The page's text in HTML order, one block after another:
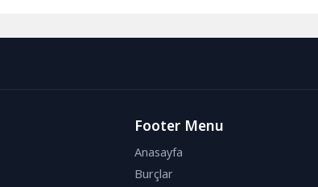
Footer Menu
Anasayfa
Burçlar